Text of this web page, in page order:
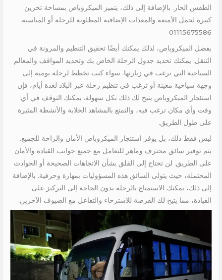
الطقس الحار. بالإضافة إلى ذلك، يتميز الميكروباص بمساحة تخزين
كبيرة لحمل الأمتعة والمعدات الإضافية المطلوبة للرحلة أو المناسبة.
01115675586
بفضل الميكروباص، لذلك يمكنك أيضًا تحقيق التنظيم والمرونة في
التنقل. يمكنك تحديد جدول الرحلة الخاص بك وتحديد المواقف والمعالم
السياحية التي ترغب في زيارتها. سواء كنت تخطط لرحلة يومية إلى
وجهة سياحية معينة أو ترغب في تنظيم رحلة عبر البلاد لعدة أيام، فإن
استئجار الميكروباص يتيح لك ذلك بكل سهولة. يمكنك التوقف في أي
وقت وأي مكان ترغب فيه، والتمتع بالمشاهد الخلابة والأنشطة المثيرة
على طول الطريق.
ليس فقط ذلك، بل يوفر استئجار الميكروباص الأمان والراحة للجميع.
يتم توفير سائق محترف وماهر للتعامل مع جميع جوانب القيادة والأمان
على الطريق. لن تحتاج إلى القلق بشأن الاتجاهات الصحيحة أو الحوادث
المحتملة، حيث يتولى السائق هذه المسؤوليات بمهارة وحرفية. بالإضافة
إلى ذلك، يمكنك الاستمتاع بالرحلة بدون الحاجة إلى التركيز على
القيادة، مما يتيح لك الفرصة للاسترخاء والتفاعل مع الضيوف الآخرين.